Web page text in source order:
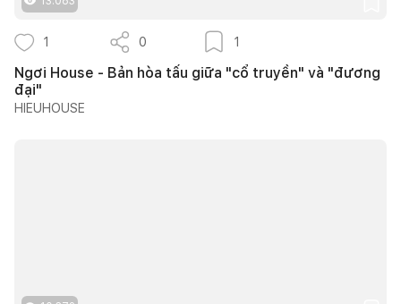
1 0 1
Ngơi House - Bản hòa tấu giữa "cổ truyền" và "đương
đại"
HIEUHOUSE